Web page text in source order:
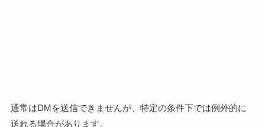
通常はDMを送信できませんが、特定の条件下では例外的に
送れる場合があります。